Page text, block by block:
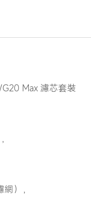
Max 濾芯套裝
），